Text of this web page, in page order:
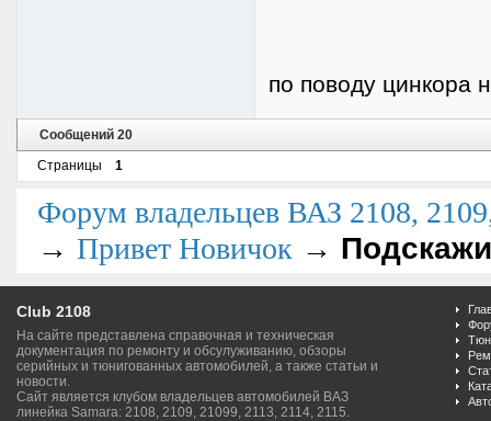
по поводу цинкора
Сообщений 20
Страницы
1
Форум владельцев ВАЗ 2108,
→ Привет Новичок →
Club 2108
На сайте представлена справочная и техническая
документация по ремонту и обсулуживанию, обзоры
серийных и тюнигованных автомобилей, а также статьи и
новости.
Сайт является клубом владельцев автомобилей ВАЗ
линейка Samara: 2108, 2109, 21099, 2113, 2114, 2115.